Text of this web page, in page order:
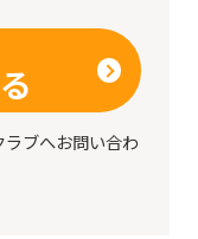
ブへお問い合わ